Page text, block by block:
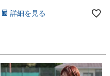
詳細を見る